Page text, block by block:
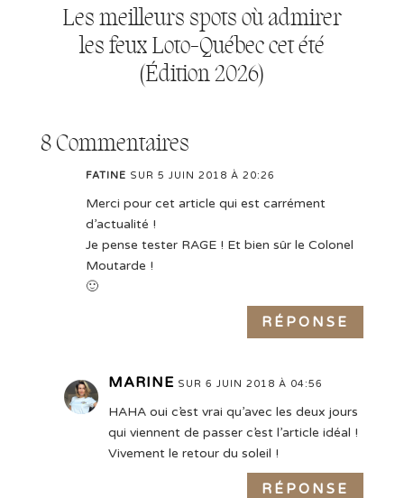
Les meilleurs spots où admirer
les feux Loto-Québec cet été
(Édition 2026)
8 Commentaires
FATINE SUR 5 JUIN 2018 À 20:26
Merci pour cet article qui est carrément
d’actualité !
Je pense tester RAGE ! Et bien sûr le Colonel
Moutarde !
🙂
RÉPONSE
MARINE SUR 6 JUIN 2018 À 04:56
HAHA oui c’est vrai qu’avec les deux jours
qui viennent de passer c’est l’article idéal !
Vivement le retour du soleil !
RÉPONSE